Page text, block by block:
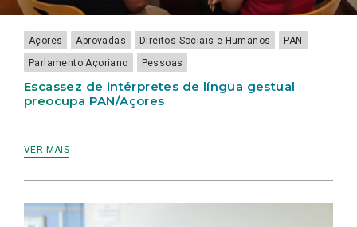
Açores Aprovadas Direitos Sociais e Humanos
PAN
Parlamento Açoriano
Pessoas
Escassez de intérpretes de língua gestual
preocupa PAN/Açores
VER MAIS
LAMEIRINHO